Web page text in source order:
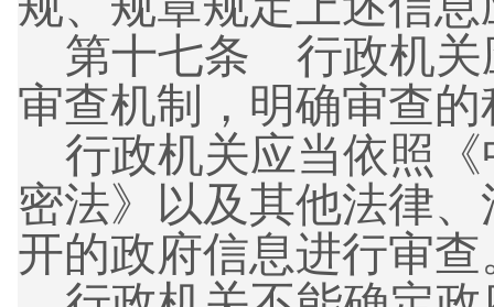
第十七条 行政机
审查机制，明确审查
行政机关应当依照
密法》以及其他法律
开的政府信息进行审